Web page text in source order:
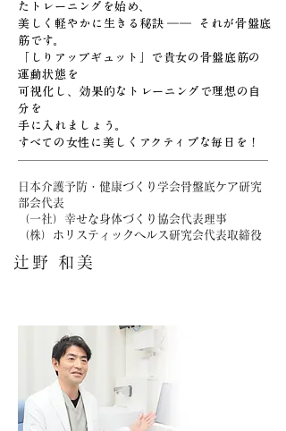
たトレーニングを始め、
美しく軽やかに生きる秘訣 ―― それが骨盤底
筋です。
「しりアップギュット」で貴女の骨盤底筋の
運動状態を
可視化し、効果的なトレーニングで理想の自
分を
手に入れましょう。
すべての女性に美しくアクティブな毎日を！
日本介護予防・健康づくり学会骨盤底ケア研究
部会代表
（一社）幸せな身体づくり協会代表理事
（株）ホリスティックヘルス研究会代表取締役
辻野 和美